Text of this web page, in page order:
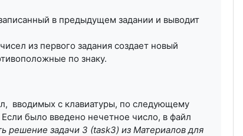
в предыдущем задании и выводит
из первого задания создает новый
по знаку.
вводимых с клавиатуры, по следующему
Если было введено нечетное число, в файл
решение задачи 3 (task3) из Материалов для